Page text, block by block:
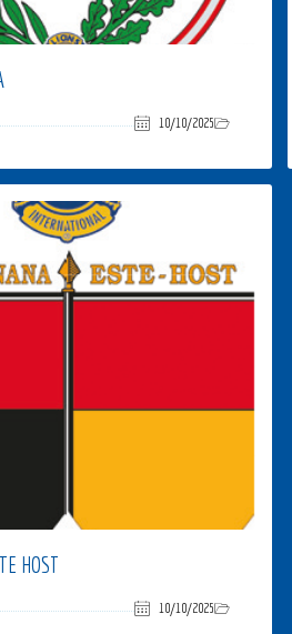
10/10/2025
HOST
10/10/2025